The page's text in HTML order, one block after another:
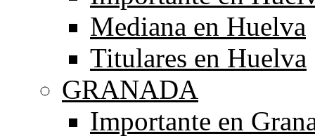
Mediana en Huelva
Titulares en Huelva
GRANADA
Importante en